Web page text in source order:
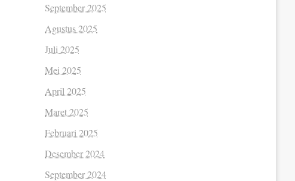
September 2025
Agustus 2025
Juli 2025
Mei 2025
April 2025
Maret 2025
Februari 2025
Desember 2024
September 2024